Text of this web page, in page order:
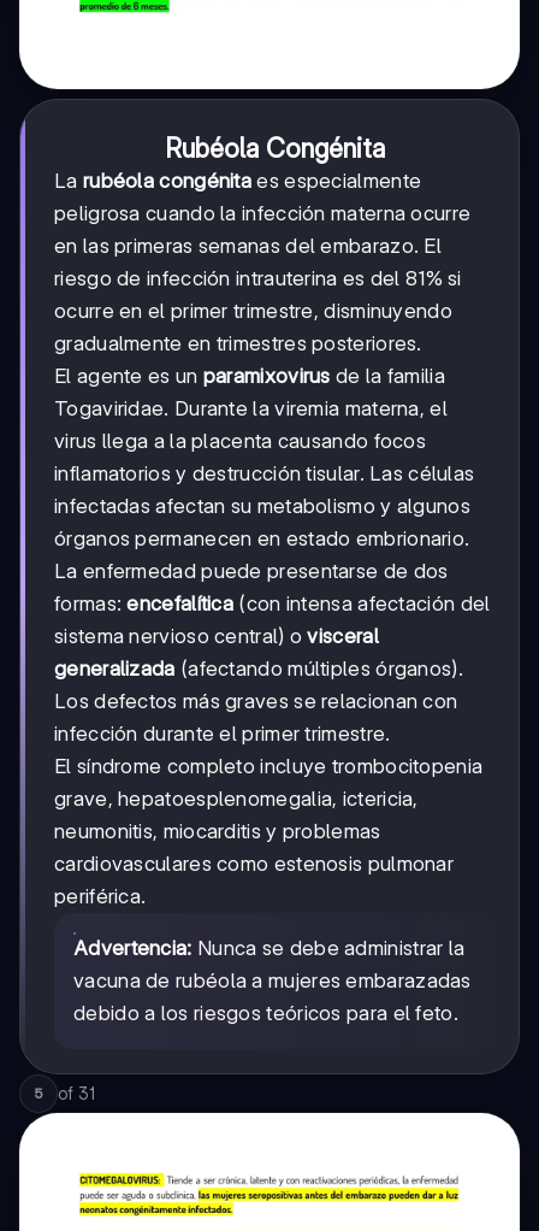
Rubéola Congénita
La rubéola congénita es especialmente
peligrosa cuando la infección materna ocurre
en las primeras semanas del embarazo. El
riesgo de infección intrauterina es del 81% si
ocurre en el primer trimestre, disminuyendo
gradualmente en trimestres posteriores.
El agente es un paramixovirus de la familia
Togaviridae. Durante la viremia materna, el
virus llega a la placenta causando focos
inflamatorios y destrucción tisular. Las células
infectadas afectan su metabolismo y algunos
órganos permanecen en estado embrionario.
La enfermedad puede presentarse de dos
formas:encefalítica (con intensa afectación del
sistema nervioso central) ovisceral
generalizada (afectando múltiples órganos).
Los defectos más graves se relacionan con
infección durante el primer trimestre.
El síndrome completo incluye trombocitopenia
grave, hepatoesplenomegalia, ictericia,
neumonitis, miocarditis y problemas
cardiovasculares como estenosis pulmonar
periférica.
Advertencia: Nunca se debe administrar la
vacuna de rubéola a mujeres embarazadas
debido a los riesgos teóricos para el feto.
5 of 31